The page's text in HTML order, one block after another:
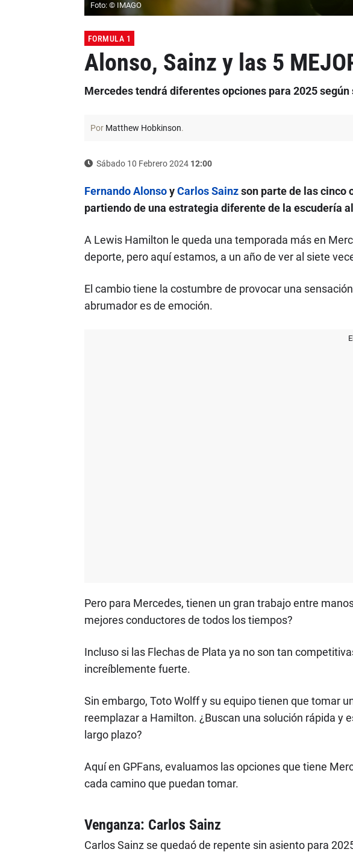
Foto: © IMAGO
FORMULA 1
Alonso, Sainz y las 5
Mercedes tendrá diferentes opciones para 2025
Por Matthew Hobkinson.
Sábado 10 Febrero 2024 12:00
Fernando AlonsoyCarlos Sainzson parte de las cinco
partiendo de una estrategia diferente de la escudería
A Lewis Hamilton le queda una temporada más en
deporte, pero aquí estamos, a un año de ver al siete
El cambio tiene la costumbre de provocar una
abrumador es de emoción.
Pero para Mercedes, tienen un gran trabajo entre
mejores conductores de todos los tiempos?
Incluso si las Flechas de Plata ya no son tan
increíblemente fuerte.
Sin embargo, Toto Wolff y su equipo tienen que tomar
reemplazar a Hamilton. ¿Buscan una solución rápida y
largo plazo?
Aquí en GPFans, evaluamos las opciones que tiene
cada camino que puedan tomar.
Venganza: Carlos Sainz
Carlos Sainz se quedaó de repente sin asiento para